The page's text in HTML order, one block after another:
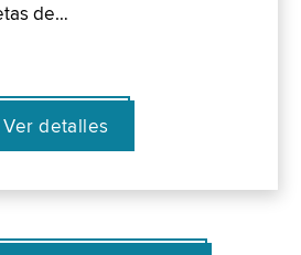
de…
Ver detalles